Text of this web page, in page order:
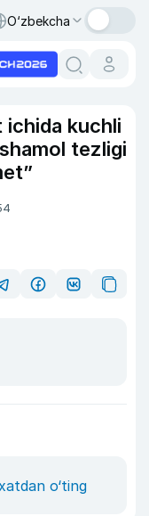
O‘zbekcha
ichida kuchli
tezligi
o‘ting